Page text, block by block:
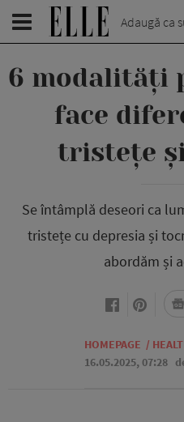
Adaugă ca
6 modalități
face
tristețe
Se întâmplă deseori ca
tristețe cu depresia și
abordăm și
HOMEPAGE /
16.05.2025, 07:28